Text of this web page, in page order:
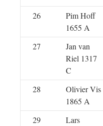
26
Pim Hoff
1655 A
27
Jan van
Riel 1317
C
28
Olivier Vis
1865 A
29
Lars